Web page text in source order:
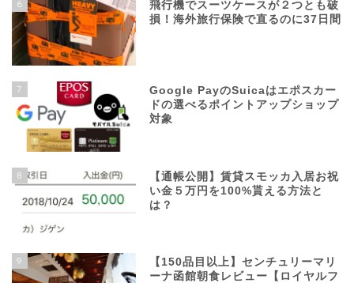
6
飛行機でスーツケースが２つとも破
損！海外旅行保険で直るのに37日間
7
Google PayのSuicaはエポスカー
ドの選べるポイントアップショップ
対象
8
【通帳公開】賃貸スモッカ入居お祝
い金５万円を100%貰える方法と
は？
9
【150品目以上】センチュリーマリ
ーナ函館朝食レビュー【ロイヤルフ